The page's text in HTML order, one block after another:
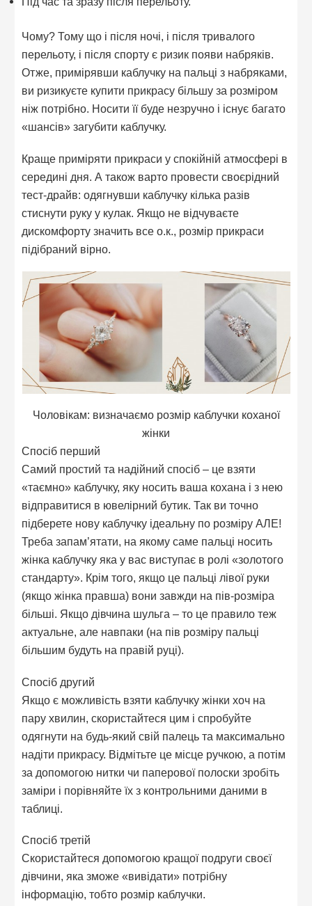
Чому? Тому що і після ночі, і після тривалого
перельоту, і після спорту є ризик появи набряків.
Отже, примірявши каблучку на пальці з набряками,
ви ризикуєте купити прикрасу більшу за розміром
ніж потрібно. Носити її буде незручно і існує багато
«шансів» загубити каблучку.
Краще приміряти прикраси у спокійній атмосфері в
середині дня. А також варто провести своєрідний
тест-драйв: одягнувши каблучку кілька разів
стиснути руку у кулак. Якщо не відчуваєте
дискомфорту значить все о.к., розмір прикраси
підібраний вірно.
Чоловікам: визначаємо розмір каблучки коханої
жінки
Спосіб перший
Самий простий та надійний спосіб – це взяти
«таємно» каблучку, яку носить ваша кохана і з нею
відправитися в ювелірний бутик. Так ви точно
підберете нову каблучку ідеальну по розміру АЛЕ!
Треба запам’ятати, на якому саме пальці носить
жінка каблучку яка у вас виступає в ролі «золотого
стандарту». Крім того, якщо це пальці лівої руки
(якщо жінка правша) вони завжди на пів-розміра
більші. Якщо дівчина шульга – то це правило теж
актуальне, але навпаки (на пів розміру пальці
більшим будуть на правій руці).
Спосіб другий
Якщо є можливість взяти каблучку жінки хоч на
пару хвилин, скористайтеся цим і спробуйте
одягнути на будь-який свій палець та максимально
надіти прикрасу. Відмітьте це місце ручкою, а потім
за допомогою нитки чи паперової полоски зробіть
заміри і порівняйте їх з контрольними даними в
таблиці.
Спосіб третій
Скористайтеся допомогою кращої подруги своєї
дівчини, яка зможе «вивідати» потрібну
інформацію, тобто розмір каблучки.